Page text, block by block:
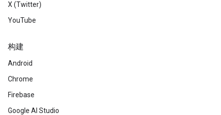
X (Twitter)
YouTube
构建
Android
Chrome
Firebase
Google AI Studio